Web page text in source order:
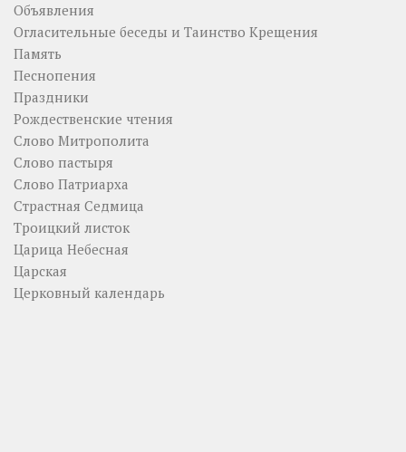
Объявления
Огласительные беседы и Таинство Крещения
Память
Песнопения
Праздники
Рождественские чтения
Слово Митрополита
Слово пастыря
Слово Патриарха
Страстная Седмица
Троицкий листок
Царица Небесная
Царская
Церковный календарь